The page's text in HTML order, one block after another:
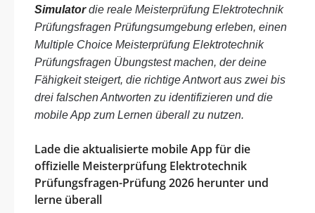
Simulatordie reale Meisterprüfung Elektrotechnik
Prüfungsfragen Prüfungsumgebung erleben, einen
Multiple Choice Meisterprüfung Elektrotechnik
Prüfungsfragen Übungstest machen, der deine
Fähigkeit steigert, die richtige Antwort aus zwei bis
drei falschen Antworten zu identifizieren und die
mobile App zum Lernen überall zu nutzen.
Lade die aktualisierte mobile App für die
offizielle Meisterprüfung Elektrotechnik
Prüfungsfragen-Prüfung 2026 herunter und
lerne überall